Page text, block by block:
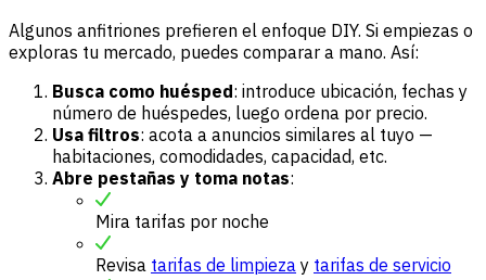
Algunos anfitriones prefieren el enfoque DIY. Si empiezas o
exploras tu mercado, puedes comparar a mano. Así:
Busca como huésped: introduce ubicación, fechas y
número de huéspedes, luego ordena por precio.
Usa filtros: acota a anuncios similares al tuyo —
habitaciones, comodidades, capacidad, etc.
Abre pestañas y toma notas:
Mira tarifas por noche
Revisa tarifas de limpieza y tarifas de servicio